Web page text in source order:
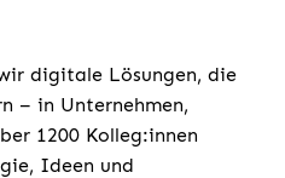
digitale Lösungen, die
– in Unternehmen,
1200 Kolleg:innen
Ideen und